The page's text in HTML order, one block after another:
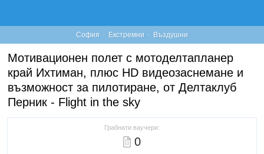
София · Екстремни · Въздушни
Мотивационен полет с мотоделтапланер
край Ихтиман, плюс HD видеозаснемане и
възможност за пилотиране, от Делтаклуб
Перник - Flight in the sky
Грабнати ваучери:
0